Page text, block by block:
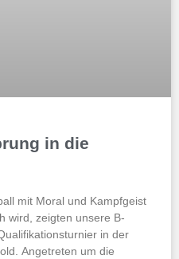
in die
mit Moral und Kampfgeist
wird, zeigten unsere B-
in der
Angetreten um die